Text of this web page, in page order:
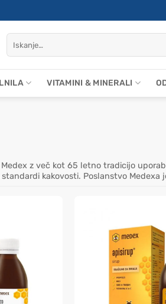
VITAMINI & MINERALI
z več kot 65 letno tradicijo
kakovosti. Poslanstvo